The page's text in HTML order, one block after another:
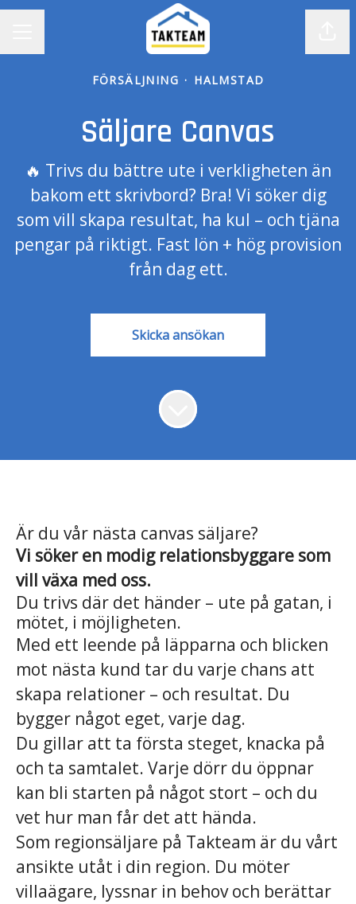
FÖRSÄLJNING · HALMSTAD
Säljare Canvas
🔥 Trivs du bättre ute i verkligheten än
bakom ett skrivbord? Bra! Vi söker dig
som vill skapa resultat, ha kul – och tjäna
pengar på riktigt. Fast lön + hög provision
från dag ett.
Skicka ansökan
Är du vår nästa canvas säljare?
Vi söker en modig relationsbyggare som
vill växa med oss.
Du trivs där det händer – ute på gatan, i
mötet, i möjligheten.
Med ett leende på läpparna och blicken
mot nästa kund tar du varje chans att
skapa relationer – och resultat. Du
bygger något eget, varje dag.
Du gillar att ta första steget, knacka på
och ta samtalet. Varje dörr du öppnar
kan bli starten på något stort – och du
vet hur man får det att hända.
Som regionsäljare på Takteam är du vårt
ansikte utåt i din region. Du möter
villaägare, lyssnar in behov och berättar